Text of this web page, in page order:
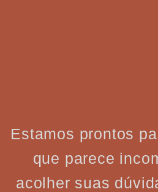
Estamos prontos
que parece
acolher suas